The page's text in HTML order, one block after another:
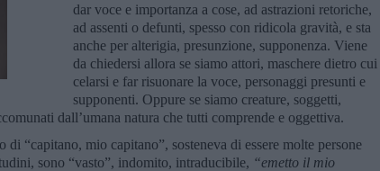
dar voce e importanza a cose, ad astrazioni retoriche,
ad assenti o defunti, spesso con ridicola gravità, e sta
anche per alterigia, presunzione, supponenza. Viene
da chiedersi allora se siamo attori, maschere dietro cui
celarsi e far risuonare la voce, personaggi presunti e
supponenti. Oppure se siamo creature, soggetti,
dall’umana natura che tutti comprende e oggettiva.
“capitano, mio capitano”, sosteneva di essere molte persone
sono “vasto”, indomito, intraducibile, “emetto il mio